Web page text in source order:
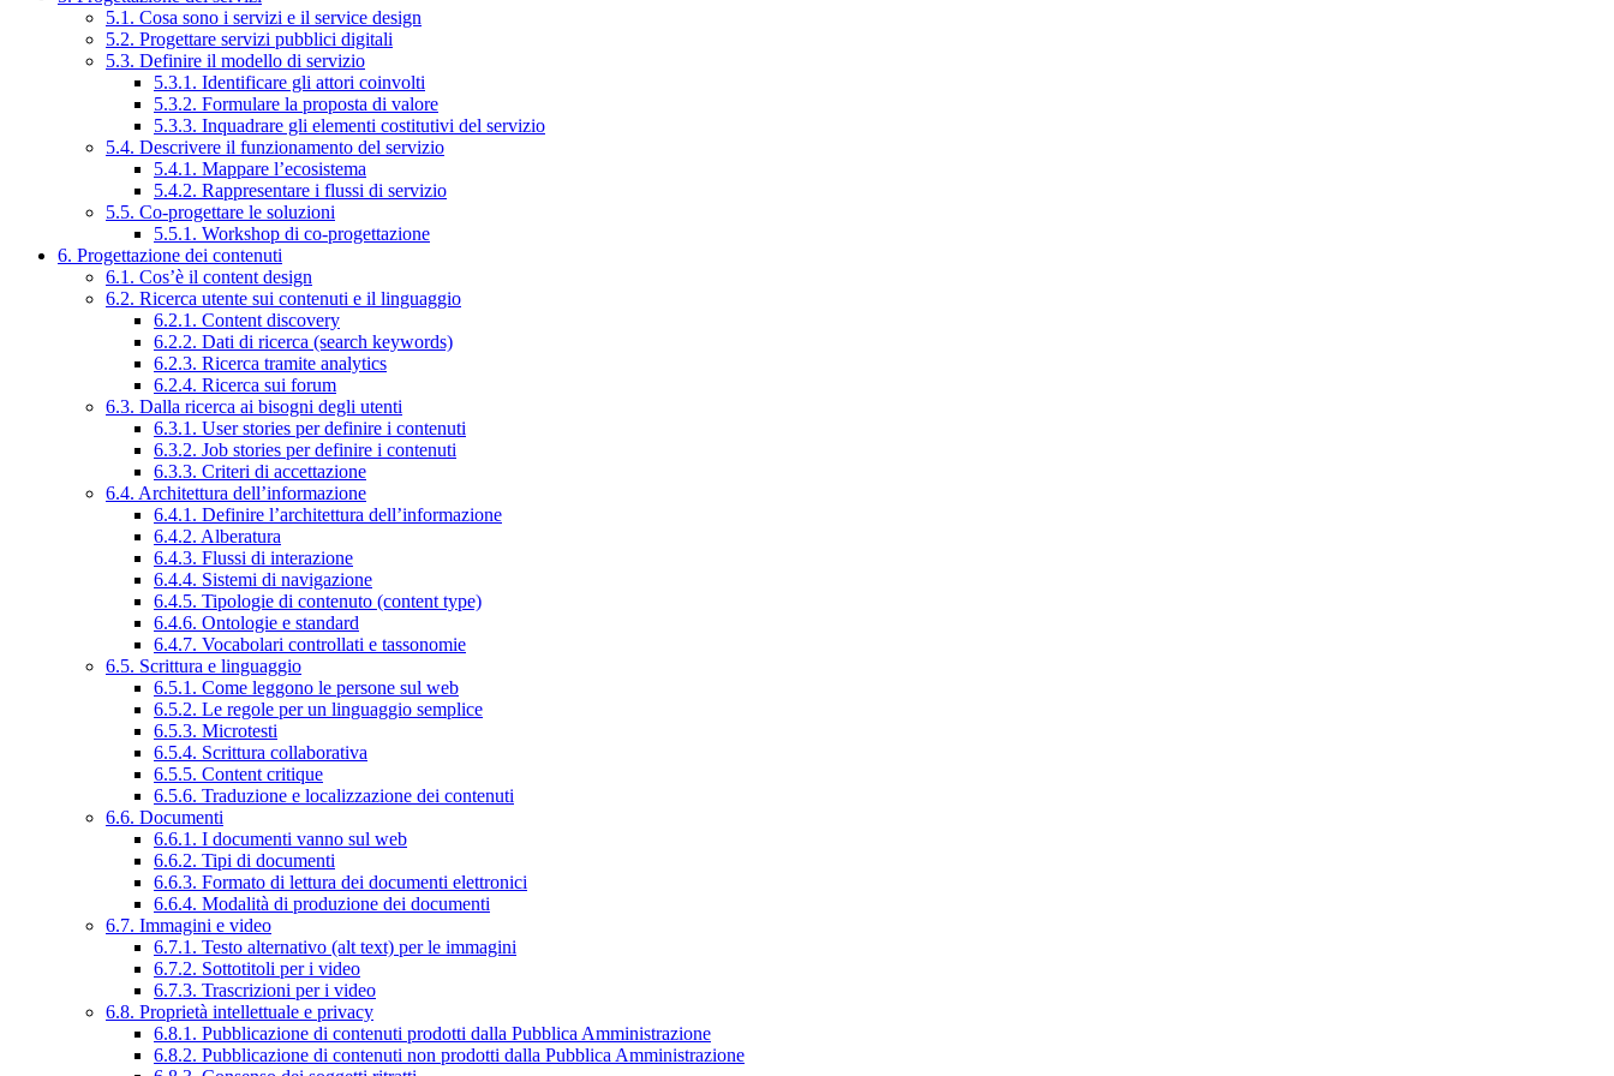
5.1. Cosa sono i servizi e il service design
5.2. Progettare servizi pubblici digitali
5.3. Definire il modello di servizio
5.3.1. Identificare gli attori coinvolti
5.3.2. Formulare la proposta di valore
5.3.3. Inquadrare gli elementi costitutivi del servizio
5.4. Descrivere il funzionamento del servizio
5.4.1. Mappare l’ecosistema
5.4.2. Rappresentare i flussi di servizio
5.5. Co-progettare le soluzioni
5.5.1. Workshop di co-progettazione
6. Progettazione dei contenuti
6.1. Cos’è il content design
6.2. Ricerca utente sui contenuti e il linguaggio
6.2.1. Content discovery
6.2.2. Dati di ricerca (search keywords)
6.2.3. Ricerca tramite analytics
6.2.4. Ricerca sui forum
6.3. Dalla ricerca ai bisogni degli utenti
6.3.1. User stories per definire i contenuti
6.3.2. Job stories per definire i contenuti
6.3.3. Criteri di accettazione
6.4. Architettura dell’informazione
6.4.1. Definire l’architettura dell’informazione
6.4.2. Alberatura
6.4.3. Flussi di interazione
6.4.4. Sistemi di navigazione
6.4.5. Tipologie di contenuto (content type)
6.4.6. Ontologie e standard
6.4.7. Vocabolari controllati e tassonomie
6.5. Scrittura e linguaggio
6.5.1. Come leggono le persone sul web
6.5.2. Le regole per un linguaggio semplice
6.5.3. Microtesti
6.5.4. Scrittura collaborativa
6.5.5. Content critique
6.5.6. Traduzione e localizzazione dei contenuti
6.6. Documenti
6.6.1. I documenti vanno sul web
6.6.2. Tipi di documenti
6.6.3. Formato di lettura dei documenti elettronici
6.6.4. Modalità di produzione dei documenti
6.7. Immagini e video
6.7.1. Testo alternativo (alt text) per le immagini
6.7.2. Sottotitoli per i video
6.7.3. Trascrizioni per i video
6.8. Proprietà intellettuale e privacy
6.8.1. Pubblicazione di contenuti prodotti dalla Pubblica Amministrazione
6.8.2. Pubblicazione di contenuti non prodotti dalla Pubblica Amministrazione